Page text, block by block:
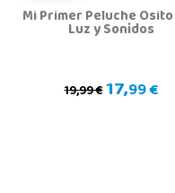
Mi Primer Peluche
Luz y Sonidos
19,99 €17,99 €